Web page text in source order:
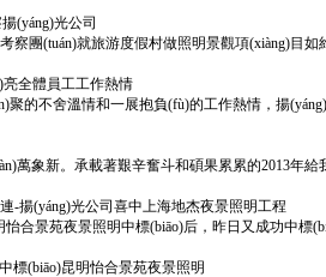
(yáng)光公司
察團(tuán)就旅游度假村做照明景觀項(xiàng)目
亮全體員工工作熱情
聚的不舍溫情和一展抱負(fù)的工作熱情，揚
萬象新。承載著艱辛奮斗和碩果累累的2013年
-揚(yáng)光公司喜中上海地杰夜景照明工程
合景苑夜景照明中標(biāo)后，昨日又成功中
標(biāo)昆明怡合景苑夜景照明